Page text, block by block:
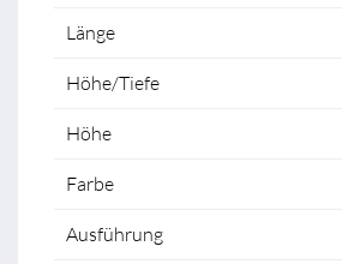
Länge
Höhe/Tiefe
Höhe
Farbe
Ausführung